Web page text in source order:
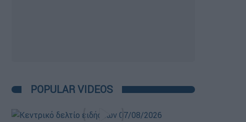
POPULAR VIDEOS